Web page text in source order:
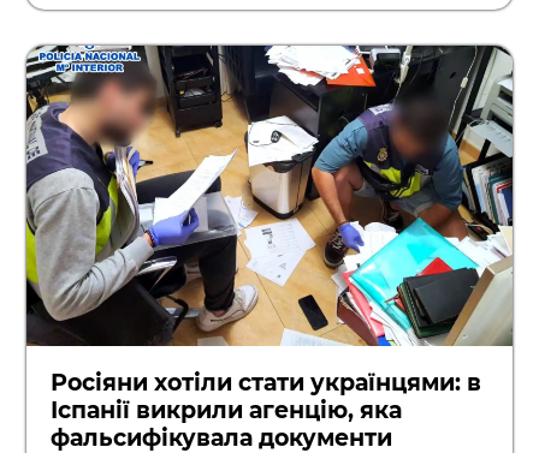
Росіяни хотіли стати українцями: в
Іспанії викрили агенцію, яка
фальсифікувала документи